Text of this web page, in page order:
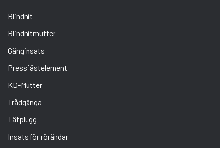
Blindnit
Blindnitmutter
Gänginsats
Pressfästelement
KD-Mutter
Trådgänga
Tätplugg
Insats för rörändar